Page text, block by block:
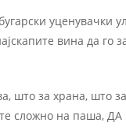
уценувачки
вина да го
што за храна, што
сложно на